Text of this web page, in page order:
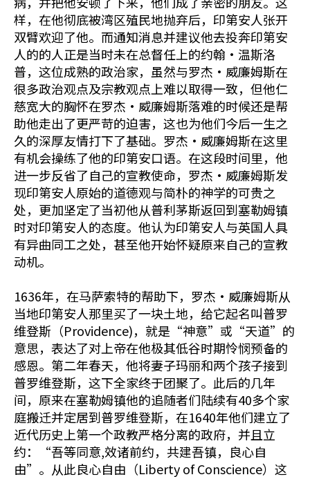
样，在他彻底被湾区殖民地抛弃后，印第安人张开
双臂欢迎了他。而通知消息并建议他去投奔印第安
人的的人正是当时未在总督任上的约翰•温斯洛
普，这位成熟的政治家，虽然与罗杰•威廉姆斯在
很多政治观点及宗教观点上难以取得一致，但他仁
慈宽大的胸怀在罗杰•威廉姆斯落难的时候还是帮
助他走出了更严苛的迫害，这也为他们今后一生之
久的深厚友情打下了基础。罗杰•威廉姆斯在这里
有机会操练了他的印第安口语。在这段时间里，他
进一步反省了自己的宣教使命，罗杰•威廉姆斯发
现印第安人原始的道德观与简朴的神学的可贵之
处，更加坚定了当初他从普利茅斯返回到塞勒姆镇
时对印第安人的态度。他认为印第安人与英国人具
有异曲同工之处，甚至他开始怀疑原来自己的宣教
动机。
1636年，在马萨索特的帮助下，罗杰•威廉姆斯从
当地印第安人那里买了一块土地，给它起名叫普罗
维登斯（Providence)，就是“神意”或“天道”的
意思，表达了对上帝在他极其低谷时期怜悯预备的
感恩。第二年春天，他将妻子玛丽和两个孩子接到
普罗维登斯，这下全家终于团聚了。此后的几年
间，原来在塞勒姆镇他的追随者们陆续有40多个家
庭搬迁并定居到普罗维登斯，在1640年他们建立了
近代历史上第一个政教严格分离的政府，并且立
约：“吾等同意,效诸前约，共建吾镇，良心自
由”。从此良心自由（Liberty of Conscience）这